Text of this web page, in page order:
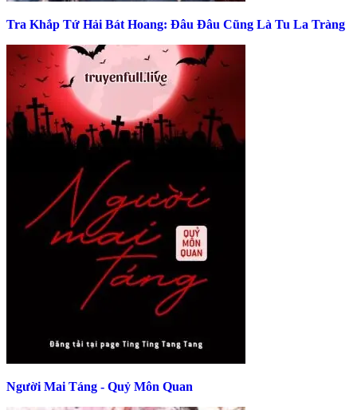
Tra Khắp Tứ Hải Bát Hoang: Đâu Đâu Cũng Là Tu La Tràng
Người Mai Táng - Quỷ Môn Quan